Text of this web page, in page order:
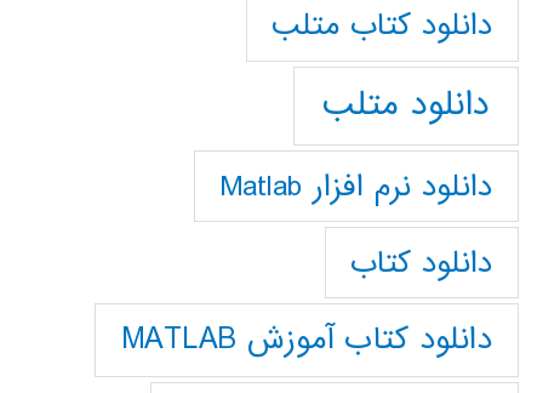
دانلود كتاب متلب
دانلود متلب
دانلود نرم افزار Matlab
دانلود کتاب
دانلود کتاب آموزش MATLAB